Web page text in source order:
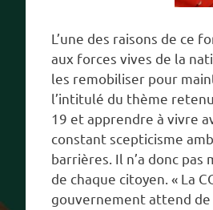
L’une des raisons de ce
aux forces vives de la
les remobiliser pour
l’intitulé du thème
19 et apprendre à vivre
constant scepticisme
barrières. Il n’a donc
de chaque citoyen. « La
gouvernement attend de